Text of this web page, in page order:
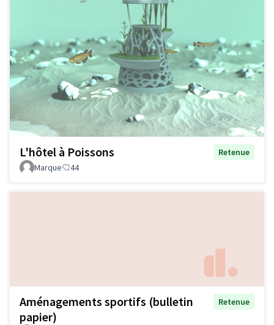
L'hôtel à Poissons
Retenue
Marque
44
Aménagements sportifs (bulletin
papier)
Retenue